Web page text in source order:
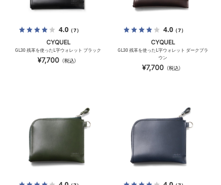
4.0（7）
CYQUEL
GL30 残革を使ったL字ウォレット ブラック
¥7,700 （税込）
4.0（7）
CYQUEL
GL30 残革を使ったL字ウォレット ダークブラ
ウン
¥7,700 （税込）